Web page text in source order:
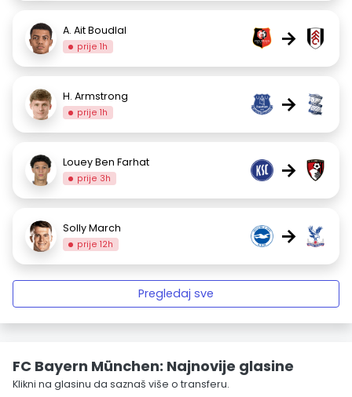
A. Ait Boudlal
prije 1h →
H. Armstrong
prije 1h →
Louey Ben Farhat
prije 3h →
Solly March
prije 12h →
Pregledaj sve
FC Bayern München: Najnovije glasine
Klikni na glasinu da saznaš više o transferu.